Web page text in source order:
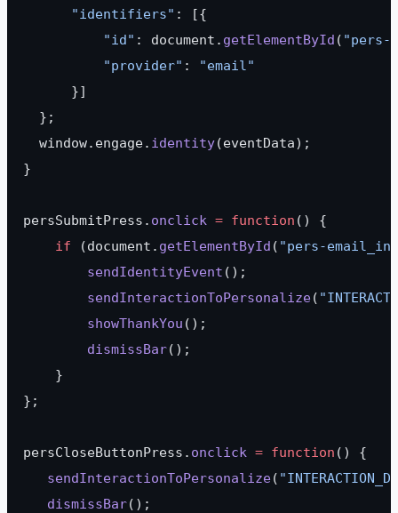
      "identifiers"
: [{
          "id"
: document. getElementById ( "pers-
          "provider"
:
"email"
      }]
  };
  window.engage.
identity(eventData);
}
persSubmitPress. onclick = function () {
    if
(document. getElementById ( "pers-
        sendIdentityEvent
();
        sendInteractionToPersonalize
(
        showThankYou
();
        dismissBar
();
    }
};
persCloseButtonPress. onclick = function () {
   sendInteractionToPersonalize
(
   dismissBar
();